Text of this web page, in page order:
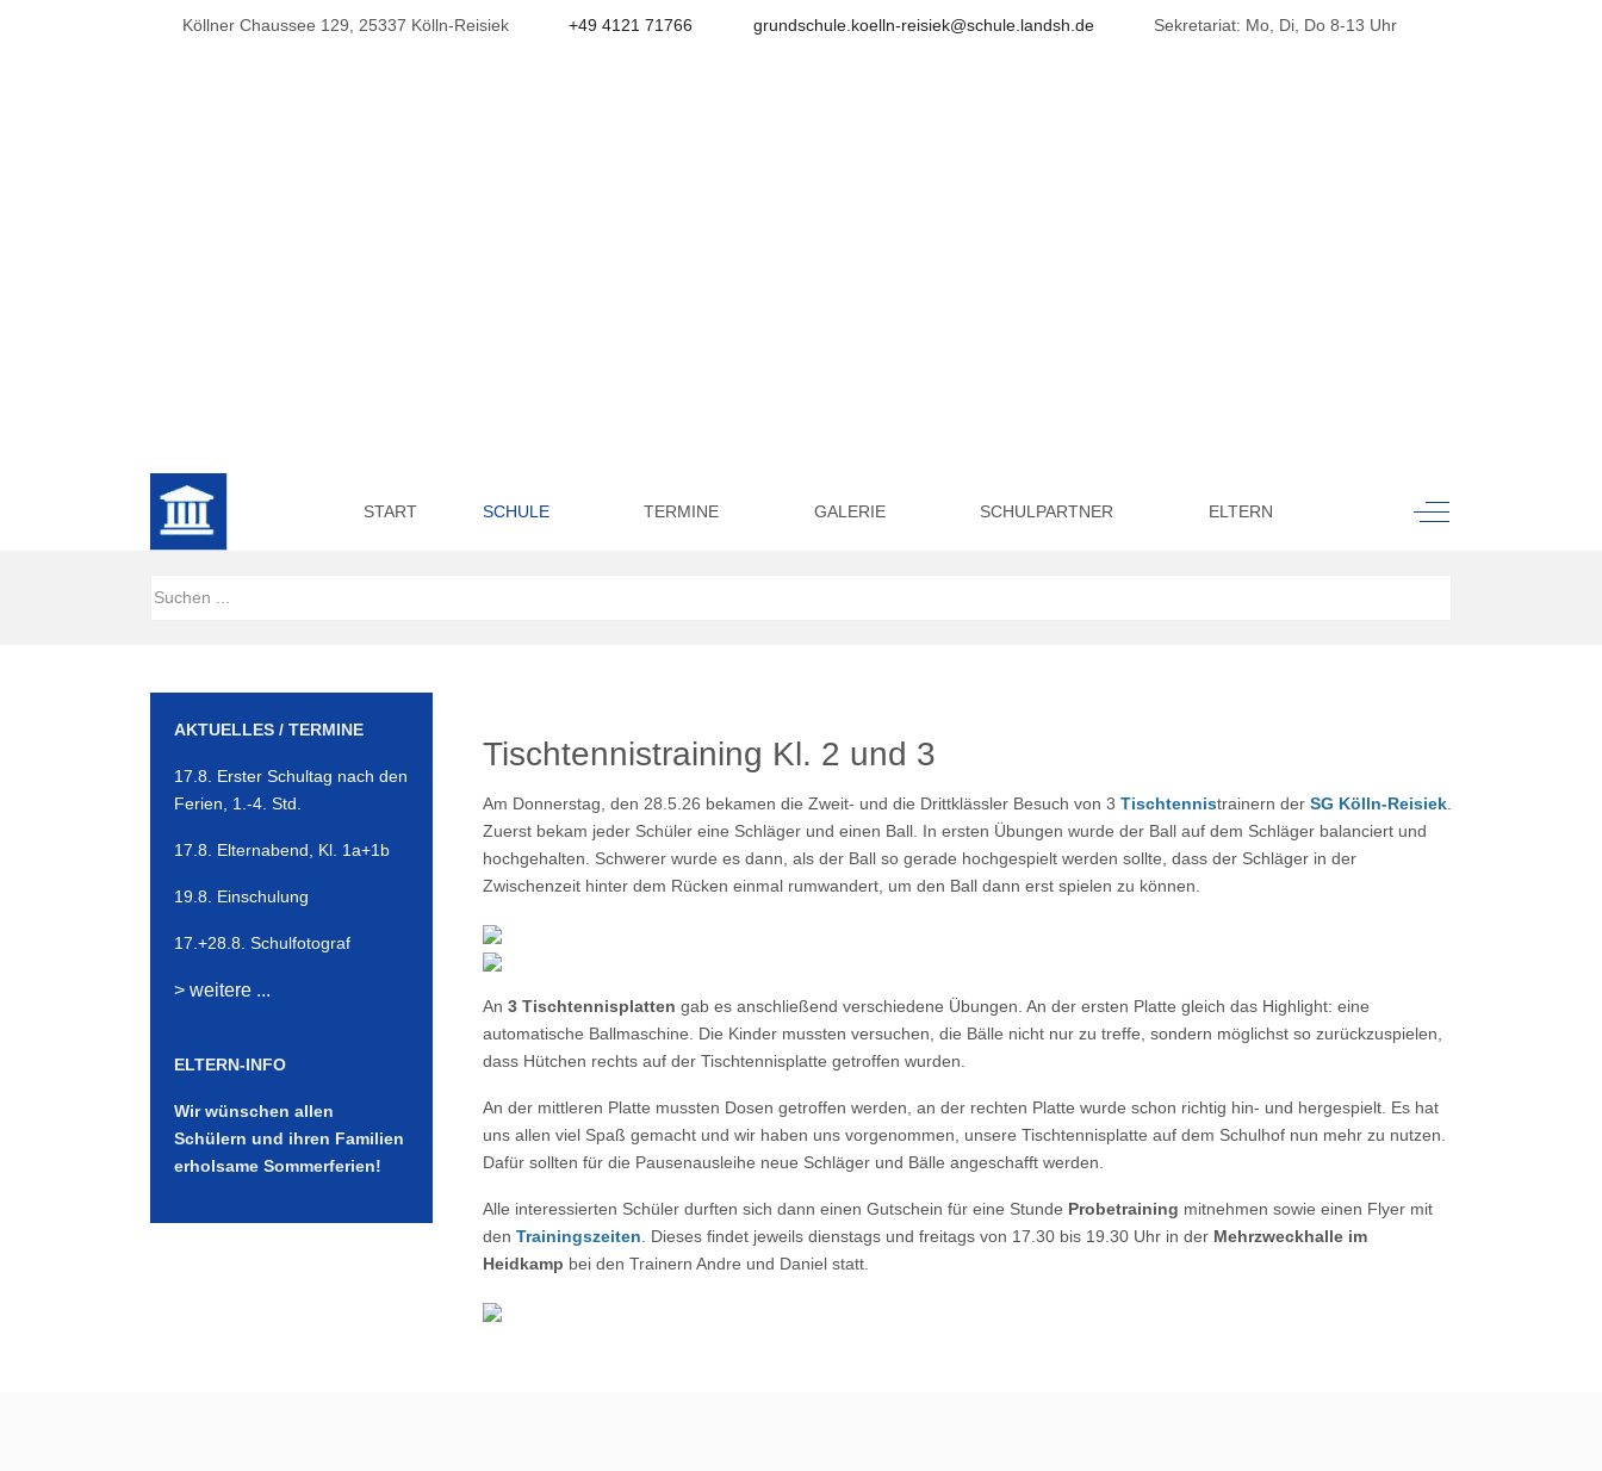
Köllner Chaussee 129, 25337 Kölln-Reisiek +49 4121 71766 grundschule.koelln-reisiek@schule.landsh.de Sekretariat: Mo, Di, Do 8-13 Uhr
START SCHULE TERMINE GALERIE SCHULPARTNER ELTERN Off-Canvas Toggle
AKTUELLES / TERMINE
17.8. Erster Schultag nach den
Ferien, 1.-4. Std.
17.8. Elternabend, Kl. 1a+1b
19.8. Einschulung
17.+28.8. Schulfotograf
> weitere ...
ELTERN-INFO
Wir wünschen allen
Schülern und ihren Familien
erholsame Sommerferien!
Tischtennistraining Kl. 2 und 3
Am Donnerstag, den 28.5.26 bekamen die Zweit- und die Drittklässler Besuch von 3 Tischtennistrainern der SG Kölln-Reisiek.
Zuerst bekam jeder Schüler eine Schläger und einen Ball. In ersten Übungen wurde der Ball auf dem Schläger balanciert und
hochgehalten. Schwerer wurde es dann, als der Ball so gerade hochgespielt werden sollte, dass der Schläger in der
Zwischenzeit hinter dem Rücken einmal rumwandert, um den Ball dann erst spielen zu können.
An 3 Tischtennisplatten gab es anschließend verschiedene Übungen. An der ersten Platte gleich das Highlight: eine
automatische Ballmaschine. Die Kinder mussten versuchen, die Bälle nicht nur zu treffe, sondern möglichst so zurückzuspielen,
dass Hütchen rechts auf der Tischtennisplatte getroffen wurden.
An der mittleren Platte mussten Dosen getroffen werden, an der rechten Platte wurde schon richtig hin- und hergespielt. Es hat
uns allen viel Spaß gemacht und wir haben uns vorgenommen, unsere Tischtennisplatte auf dem Schulhof nun mehr zu nutzen.
Dafür sollten für die Pausenausleihe neue Schläger und Bälle angeschafft werden.
Alle interessierten Schüler durften sich dann einen Gutschein für eine Stunde Probetraining mitnehmen sowie einen Flyer mit
den Trainingszeiten. Dieses findet jeweils dienstags und freitags von 17.30 bis 19.30 Uhr in der Mehrzweckhalle im
Heidkamp bei den Trainern Andre und Daniel statt.